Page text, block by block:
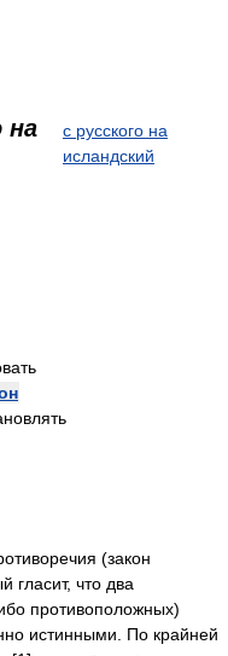
на
с русского на
исландский
(закон
гласит, что два
противоположных)
истинными. По крайней